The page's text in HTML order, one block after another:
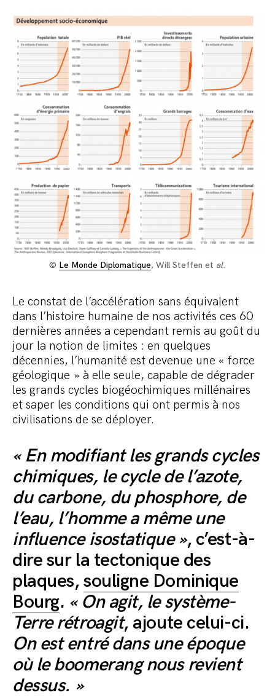
© Le Monde Diplomatique, Will Steffen et al.
Le constat de l’accélération sans équivalent
dans l’histoire humaine de nos activités ces 60
dernières années a cependant remis au goût du
jour la notion de limites : en quelques
décennies, l’humanité est devenue une « force
géologique » à elle seule, capable de dégrader
les grands cycles biogéochimiques millénaires
et saper les conditions qui ont permis à nos
civilisations de se déployer.
« En modifiant les grands cycles
chimiques, le cycle de l’azote,
du carbone, du phosphore, de
l’eau, l’homme a même une
influence isostatique », c’est-à-
dire sur la tectonique des
plaques,souligne Dominique
Bourg. « On agit, le système-
Terre rétroagit, ajoute celui-ci.
On est entré dans une époque
où le boomerang nous revient
dessus. »